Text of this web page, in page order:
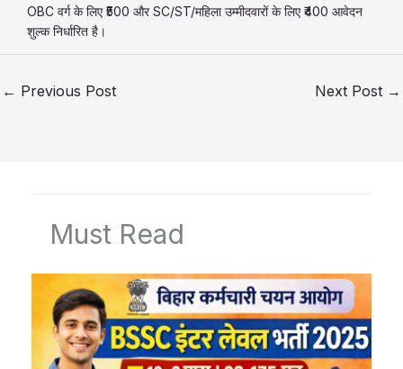
OBC वर्ग के लिए ₹500 और SC/ST/महिला उम्मीदवारों के लिए ₹400 आवेदन
शुल्क निर्धारित है।
← Previous Post Next Post →
Must Read